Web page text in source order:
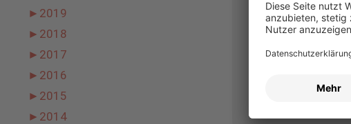
► 2019
► 2018
► 2017
► 2016
► 2015
► 2014